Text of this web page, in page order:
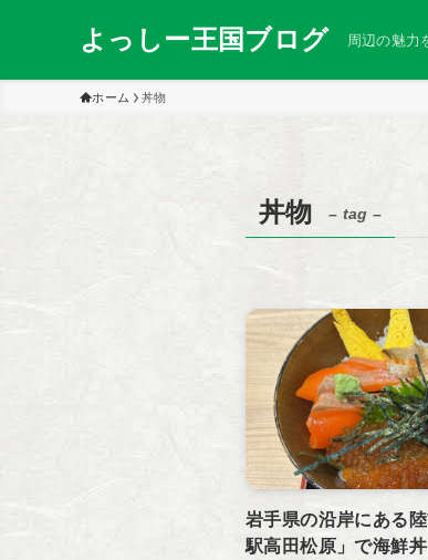
よっしー王国ブログ 周辺の魅力
ホーム 丼物
丼物 – tag –
岩手県の沿岸にある
駅高田松原」で海鮮